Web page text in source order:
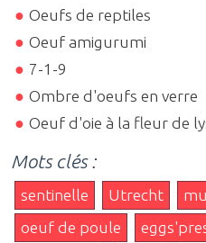
Oeufs de reptiles
Oeuf amigurumi
7-1-9
Ombre d'oeufs en verre
Oeuf d'oie à la fleur de
Mots clés :
sentinelle Utrecht
oeuf de poule